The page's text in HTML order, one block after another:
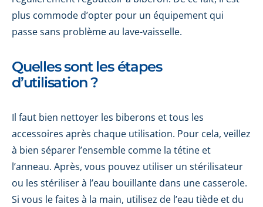
plus commode d’opter pour un équipement qui
passe sans problème au lave-vaisselle.
Quelles sont les étapes
d’utilisation ?
Il faut bien nettoyer les biberons et tous les
accessoires après chaque utilisation. Pour cela, veillez
à bien séparer l’ensemble comme la tétine et
l’anneau. Après, vous pouvez utiliser un stérilisateur
ou les stériliser à l’eau bouillante dans une casserole.
Si vous le faites à la main, utilisez de l’eau tiède et du